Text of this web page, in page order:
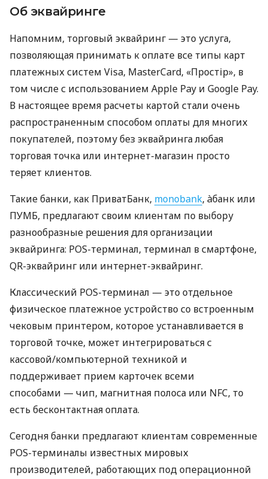
Об эквайринге
Напомним, торговый эквайринг — это услуга,
позволяющая принимать к оплате все типы карт
платежных систем Visa, MasterCard, «Простір», в
том числе с использованием Apple Pay и Google Pay.
В настоящее время расчеты картой стали очень
распространенным способом оплаты для многих
покупателей, поэтому без эквайринга любая
торговая точка или интернет-магазин просто
теряет клиентов.
Такие банки, как ПриватБанк, monobank, àбанк или
ПУМБ, предлагают своим клиентам по выбору
разнообразные решения для организации
эквайринга: POS-терминал, терминал в смартфоне,
QR-эквайринг или интернет-эквайринг.
Классический POS-терминал — это отдельное
физическое платежное устройство со встроенным
чековым принтером, которое устанавливается в
торговой точке, может интегрироваться с
кассовой/компьютерной техникой и
поддерживает прием карточек всеми
способами — чип, магнитная полоса или NFC, то
есть бесконтактная оплата.
Сегодня банки предлагают клиентам современные
POS-терминалы известных мировых
производителей, работающих под операционной